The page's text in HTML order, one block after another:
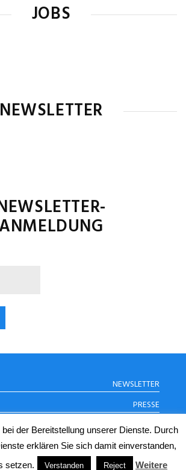
JOBS
NEWSLETTER
ANMELDUNG
AUF
INSTAGRAM
NEWSLETTER
PRESSE
DATENSCHUTZERKLÄRUNG
IMPRESSUM
der Bereitstellung unserer Dienste. Durch
erklären Sie sich damit einverstanden,
setzen.
Verstanden Reject Weitere